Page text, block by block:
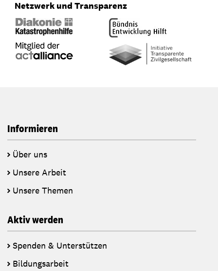
Netzwerk und Transparenz
Informieren
Über uns
Unsere Arbeit
Unsere Themen
Aktiv werden
Spenden & Unterstützen
Bildungsarbeit